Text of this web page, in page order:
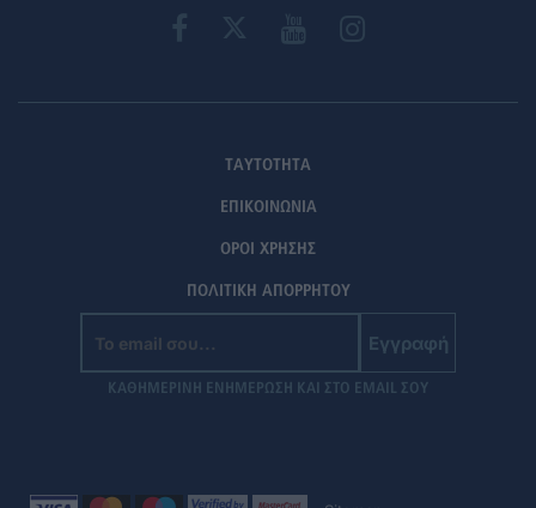
ΤΑΥΤΟΤΗΤΑ
ΕΠΙΚΟΙΝΩΝΙΑ
ΟΡΟΙ ΧΡΗΣΗΣ
ΠΟΛΙΤΙΚΗ ΑΠΟΡΡΗΤΟΥ
Εγγραφή
ΚΑΘΗΜΕΡΙΝΗ ΕΝΗΜΕΡΩΣΗ ΚΑΙ ΣΤΟ EMAIL ΣΟΥ